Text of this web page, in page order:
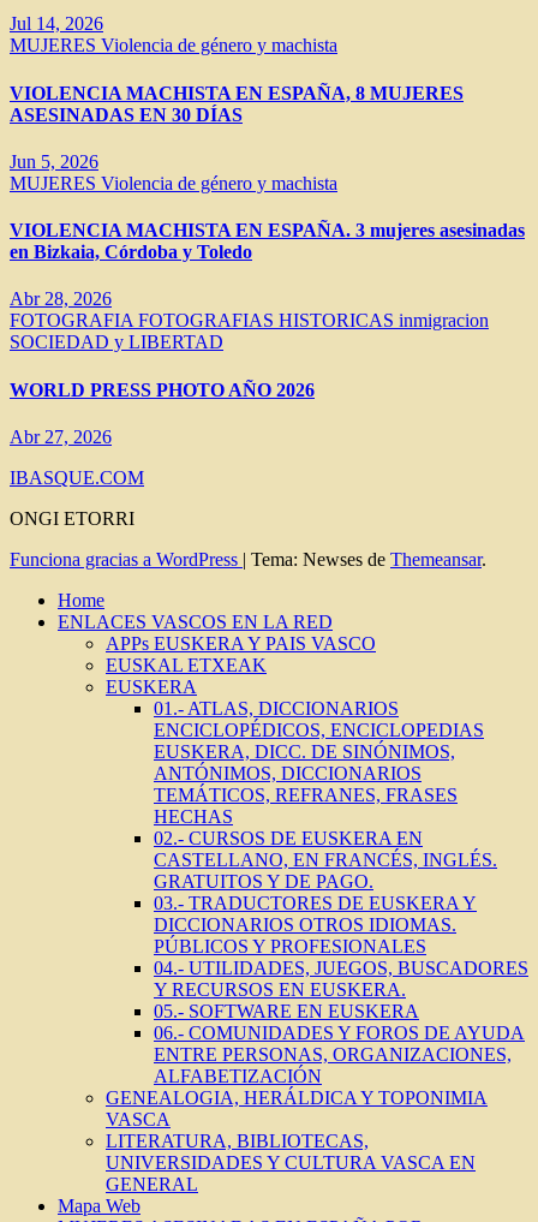
Jul 14, 2026
MUJERES Violencia de género y machista
VIOLENCIA MACHISTA EN ESPAÑA, 8 MUJERES
ASESINADAS EN 30 DÍAS
Jun 5, 2026
MUJERES Violencia de género y machista
VIOLENCIA MACHISTA EN ESPAÑA. 3 mujeres asesinadas
en Bizkaia, Córdoba y Toledo
Abr 28, 2026
FOTOGRAFIA FOTOGRAFIAS HISTORICAS inmigracion
SOCIEDAD y LIBERTAD
WORLD PRESS PHOTO AÑO 2026
Abr 27, 2026
IBASQUE.COM
ONGI ETORRI
Funciona gracias a WordPress | Tema: Newses de Themeansar.
Home
ENLACES VASCOS EN LA RED
APPs EUSKERA Y PAIS VASCO
EUSKAL ETXEAK
EUSKERA
01.- ATLAS, DICCIONARIOS
ENCICLOPÉDICOS, ENCICLOPEDIAS
EUSKERA, DICC. DE SINÓNIMOS,
ANTÓNIMOS, DICCIONARIOS
TEMÁTICOS, REFRANES, FRASES
HECHAS
02.- CURSOS DE EUSKERA EN
CASTELLANO, EN FRANCÉS, INGLÉS.
GRATUITOS Y DE PAGO.
03.- TRADUCTORES DE EUSKERA Y
DICCIONARIOS OTROS IDIOMAS.
PÚBLICOS Y PROFESIONALES
04.- UTILIDADES, JUEGOS, BUSCADORES
Y RECURSOS EN EUSKERA.
05.- SOFTWARE EN EUSKERA
06.- COMUNIDADES Y FOROS DE AYUDA
ENTRE PERSONAS, ORGANIZACIONES,
ALFABETIZACIÓN
GENEALOGIA, HERÁLDICA Y TOPONIMIA
VASCA
LITERATURA, BIBLIOTECAS,
UNIVERSIDADES Y CULTURA VASCA EN
GENERAL
Mapa Web